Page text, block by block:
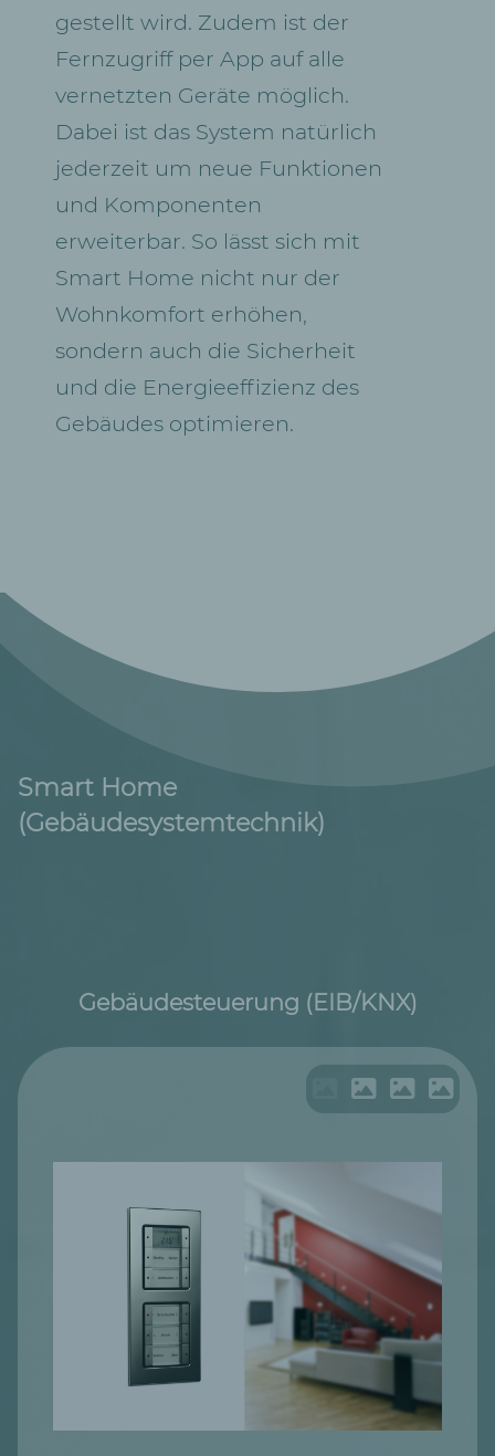
gestellt wird. Zudem ist der
Fernzugriff per App auf alle
vernetzten Geräte möglich.
Dabei ist das System natürlich
jederzeit um neue Funktionen
und Komponenten
erweiterbar. So lässt sich mit
Smart Home nicht nur der
Wohnkomfort erhöhen,
sondern auch die Sicherheit
und die Energieeffizienz des
Gebäudes optimieren.
Smart Home
(Gebäudesystemtechnik)
Gebäudesteuerung (EIB/KNX)